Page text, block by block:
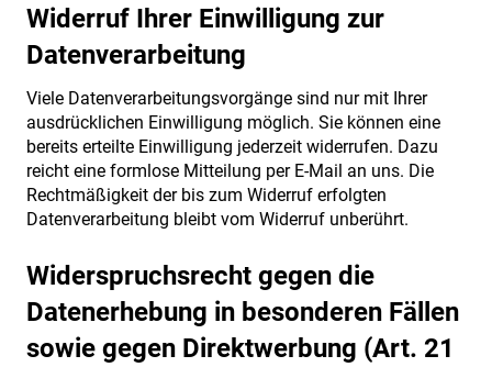
Widerruf Ihrer Einwilligung zur
Datenverarbeitung
Viele Datenverarbeitungsvorgänge sind nur mit Ihrer
ausdrücklichen Einwilligung möglich. Sie können eine
bereits erteilte Einwilligung jederzeit widerrufen. Dazu
reicht eine formlose Mitteilung per E-Mail an uns. Die
Rechtmäßigkeit der bis zum Widerruf erfolgten
Datenverarbeitung bleibt vom Widerruf unberührt.
Widerspruchsrecht gegen die
Datenerhebung in besonderen Fällen
sowie gegen Direktwerbung (Art. 21